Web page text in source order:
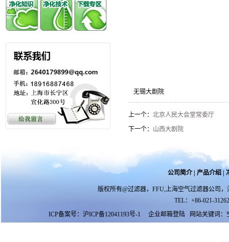
无锡大剧院
上一个： 北京人民大会堂常委厅
下一个： 山西大剧院
公司简介| 产品介绍|
版权所有@过滤器，FFU,上海空气过滤器公司
TEL：+86-021-
ICP备案号： 沪ICP备12041193号-1 企业邮箱登陆网站关键词：